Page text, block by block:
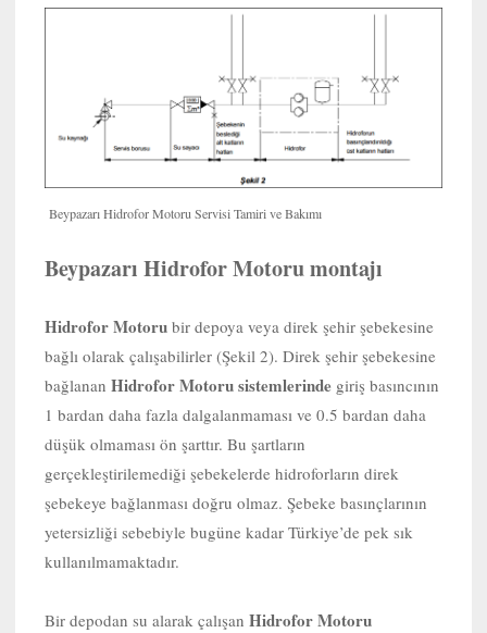
Beypazarı Hidrofor Motoru Servisi Tamiri ve Bakımı
Beypazarı Hidrofor Motoru montajı
Hidrofor Motoru bir depoya veya direk şehir şebekesine
bağlı olarak çalışabilirler (Şekil 2). Direk şehir şebekesine
bağlanan Hidrofor Motoru sistemlerinde giriş basıncının
1 bardan daha fazla dalgalanmaması ve 0.5 bardan daha
düşük olmaması ön şarttır. Bu şartların
gerçekleştirilemediği şebekelerde hidroforların direk
şebekeye bağlanması doğru olmaz. Şebeke basınçlarının
yetersizliği sebebiyle bugüne kadar Türkiye’de pek sık
kullanılmamaktadır.
Bir depodan su alarak çalışan Hidrofor Motoru